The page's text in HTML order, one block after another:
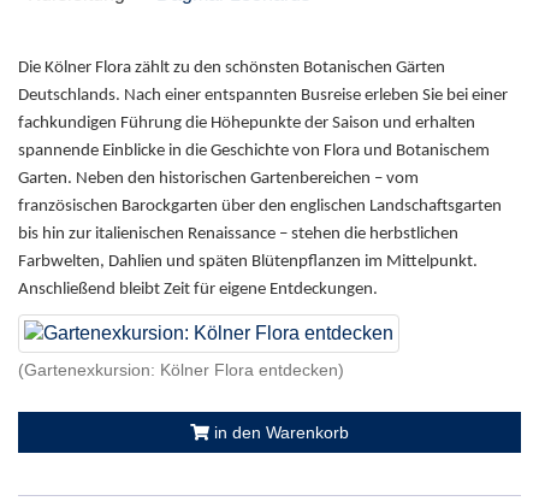
Die Kölner Flora zählt zu den schönsten Botanischen Gärten
Deutschlands. Nach einer entspannten Busreise erleben Sie bei einer
fachkundigen Führung die Höhepunkte der Saison und erhalten
spannende Einblicke in die Geschichte von Flora und Botanischem
Garten. Neben den historischen Gartenbereichen – vom
französischen Barockgarten über den englischen Landschaftsgarten
bis hin zur italienischen Renaissance – stehen die herbstlichen
Farbwelten, Dahlien und späten Blütenpflanzen im Mittelpunkt.
Anschließend bleibt Zeit für eigene Entdeckungen.
(Gartenexkursion: Kölner Flora entdecken)
in den Warenkorb